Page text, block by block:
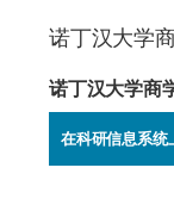
诺丁汉大学
诺丁汉大学商
在科研信息系统